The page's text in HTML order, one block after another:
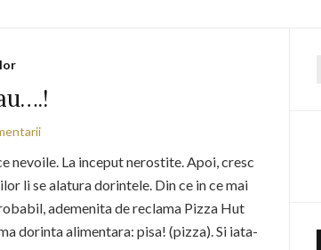
nevoile. La inceput nerostite. Apoi, cresc
li se alatura dorintele. Din ce in ce mai
ademenita de reclama Pizza Hut
dorinta alimentara: pisa! (pizza). Si iata-